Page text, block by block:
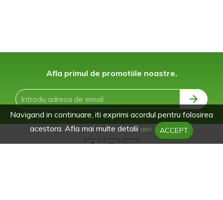
Afla primul de promotiile noastre.
Navigand in continuare, iti exprimi acordul pentru folosirea
acestora. Afla mai multe detalii aici. ACCEPT